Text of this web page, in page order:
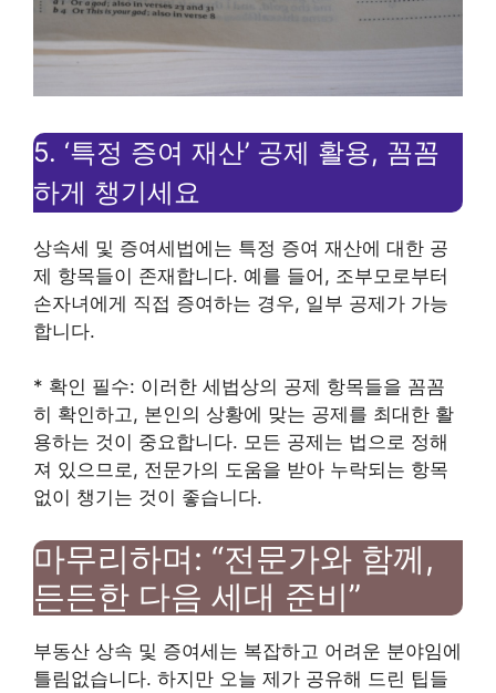
5. ‘특정 증여 재산’ 공제 활용, 꼼꼼
하게 챙기세요
상속세 및 증여세법에는 특정 증여 재산에 대한 공
제 항목들이 존재합니다. 예를 들어, 조부모로부터
손자녀에게 직접 증여하는 경우, 일부 공제가 가능
합니다.
* 확인 필수: 이러한 세법상의 공제 항목들을 꼼꼼
히 확인하고, 본인의 상황에 맞는 공제를 최대한 활
용하는 것이 중요합니다. 모든 공제는 법으로 정해
져 있으므로, 전문가의 도움을 받아 누락되는 항목
없이 챙기는 것이 좋습니다.
마무리하며: “전문가와 함께,
든든한 다음 세대 준비”
부동산 상속 및 증여세는 복잡하고 어려운 분야임에
틀림없습니다. 하지만 오늘 제가 공유해 드린 팁들